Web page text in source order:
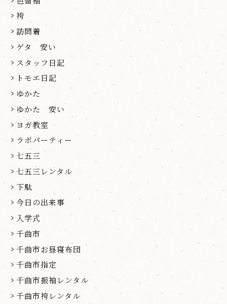
袴
訪問着
ゲタ 安い
スタッフ日記
トモエ日記
ゆかた
ゆかた 安い
ヨガ教室
ラボパーティー
七五三
七五三レンタル
下駄
今日の出来事
入学式
千曲市
千曲市お昼寝布団
千曲市指定
千曲市振袖レンタル
千曲市袴レンタル